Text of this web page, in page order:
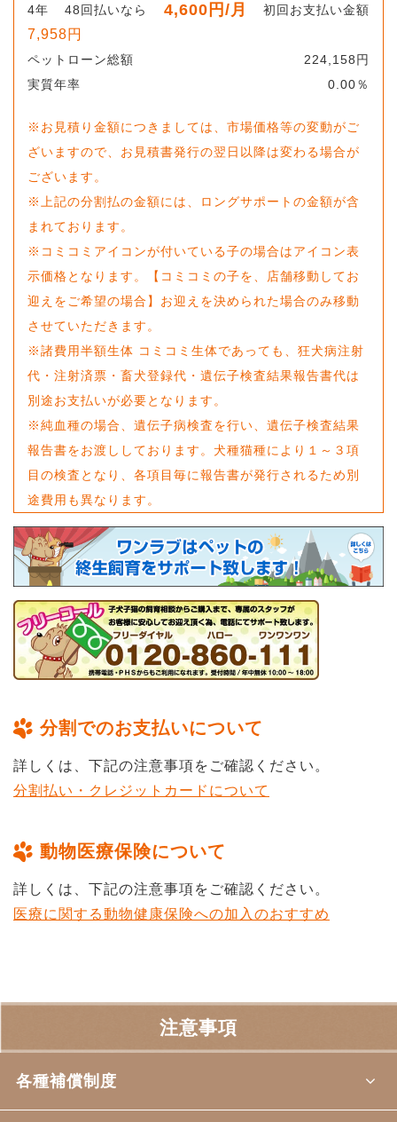
4年 48回払いなら 4,600 円 /月 初回お支払い金額
7,958円
ペットローン総額 224,158円
実質年率
0.00％
※お見積り金額につきましては、市場価格等の変動がご
ざいますので、お見積書発行の翌日以降は変わる場合が
ございます。
※上記の分割払の金額には、ロングサポートの金額が含
まれております。
※コミコミアイコンが付いている子の場合はアイコン表
示価格となります。【コミコミの子を、店舗移動してお
迎えをご希望の場合】お迎えを決められた場合のみ移動
させていただきます。
※諸費用半額生体 コミコミ生体であっても、狂犬病注射
代・注射済票・畜犬登録代・遺伝子検査結果報告書代は
別途お支払いが必要となります。
※純血種の場合、遺伝子病検査を行い、遺伝子検査結果
報告書をお渡ししております。犬種猫種により１～３項
目の検査となり、各項目毎に報告書が発行されるため別
途費用も異なります。
分割でのお支払いについて
詳しくは、下記の注意事項をご確認ください。
分割払い・クレジットカードについて
動物医療保険について
詳しくは、下記の注意事項をご確認ください。
医療に関する動物健康保険への加入のおすすめ
注意事項
各種補償制度